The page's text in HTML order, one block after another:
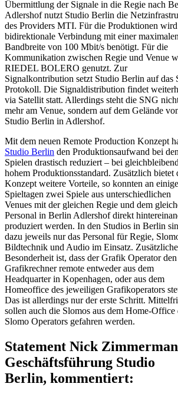
Übermittlung der Signale in die Regie nach
Adlershof nutzt Studio Berlin die
des Providers MTI. Für die Produktionen
bidirektionale Verbindung mit einer maximalen
Bandbreite von 100 Mbit/s benötigt. Für die
Kommunikation zwischen Regie und Venue
RIEDEL BOLERO genutzt. Zur
Signalkontribution setzt Studio Berlin auf das
Protokoll. Die Signaldistribution findet
via Satellit statt. Allerdings steht die SNG
mehr am Venue, sondern auf dem Gelände
Studio Berlin in Adlershof.
Mit dem neuen Remote Production Konzept
Studio Berlin den Produktionsaufwand bei den
Spielen drastisch reduziert – bei gleichbleibend
hohem Produktionsstandard. Zusätzlich bietet
Konzept weitere Vorteile, so konnten an
Spieltagen zwei Spiele aus unterschiedlichen
Venues mit der gleichen Regie und dem
Personal in Berlin Adlershof direkt
produziert werden. In den Studios in Berlin
dazu jeweils nur das Personal für Regie,
Bildtechnik und Audio im Einsatz. Zusätzliche
Besonderheit ist, dass der Grafik Operator den
Grafikrechner remote entweder aus dem
Headquarter in Kopenhagen, oder aus dem
Homeoffice des jeweiligen Grafikoperators
Das ist allerdings nur der erste Schritt.
sollen auch die Slomos aus dem Home-Office
Slomo Operators gefahren werden.
Statement Nick
Geschäftsführung Studio
Berlin, kommentiert: